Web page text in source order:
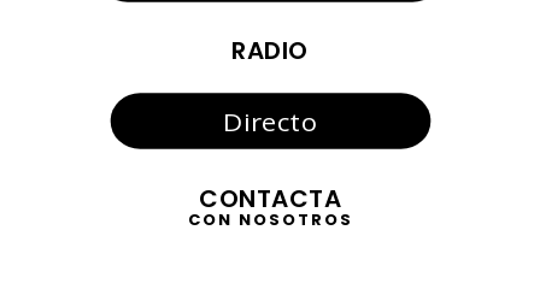
RADIO
Directo
CONTACTA
CON NOSOTROS